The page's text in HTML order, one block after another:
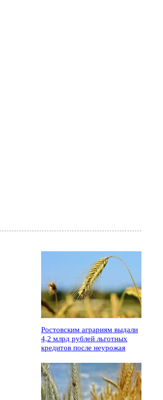
Ростовским аграриям выдали
4,2 млрд рублей льготных
кредитов после неурожая